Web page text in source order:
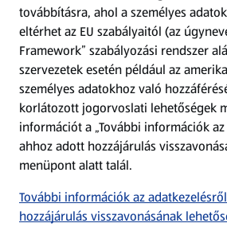
Adattörlő alkalmazás
Szervizpont
(új oldalon nyílik meg)
Fedezz fel minket az interneten!
Töltsd le az ALDI Magyarország
továbbításra, ahol a személyes
eltérhet az EU szabályaitól (az
Framework” szabályozási rendszer
szervezetek esetén például az
személyes adatokhoz való
korlátozott jogorvoslati lehetőségek
információt a „További információk
ahhoz adott hozzájárulás
menüpont alatt talál.
További információk az
hozzájárulás visszavonásának